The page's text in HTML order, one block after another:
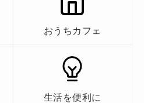
おうちカフェ
生活を便利に